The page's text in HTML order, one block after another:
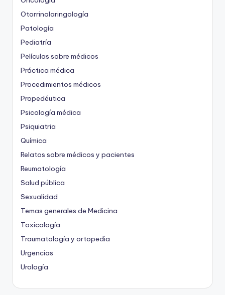
Otorrinolaringología
Patología
Pediatría
Películas sobre médicos
Práctica médica
Procedimientos médicos
Propedéutica
Psicología médica
Psiquiatria
Química
Relatos sobre médicos y pacientes
Reumatología
Salud pública
Sexualidad
Temas generales de Medicina
Toxicología
Traumatología y ortopedia
Urgencias
Urología